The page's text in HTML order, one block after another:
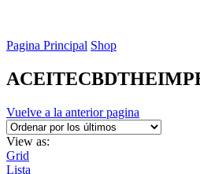
Pagina Principal Shop
Vuelve a la anterior pagina
View as:
Grid
Lista